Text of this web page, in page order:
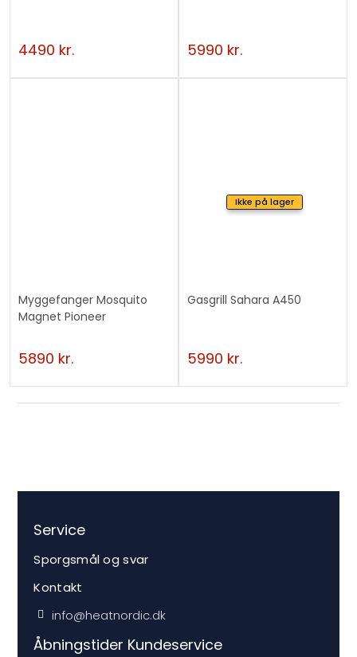
4490 kr. 5990 kr.
Myggefanger Mosquito
Magnet Pioneer
5890 kr.
Ikke på lager
Gasgrill Sahara A450
5990 kr.
Service
Sporgsmål og svar
Kontakt
info@heatnordic.dk
Åbningstider Kundeservice